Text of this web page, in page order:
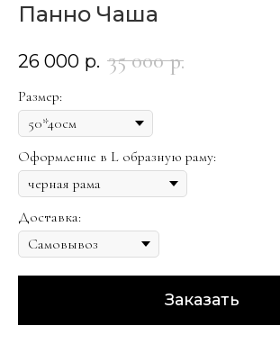
Панно Чаша
26 000 р. 35 000 р.
Размер:
Оформление в L образную раму:
Доставка:
Заказать